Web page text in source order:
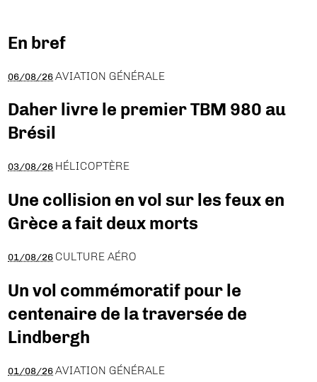
En bref
06/08/26 AVIATION GÉNÉRALE
Daher livre le premier TBM 980 au
Brésil
03/08/26 HÉLICOPTÈRE
Une collision en vol sur les feux en
Grèce a fait deux morts
01/08/26 CULTURE AÉRO
Un vol commémoratif pour le
centenaire de la traversée de
Lindbergh
01/08/26 AVIATION GÉNÉRALE